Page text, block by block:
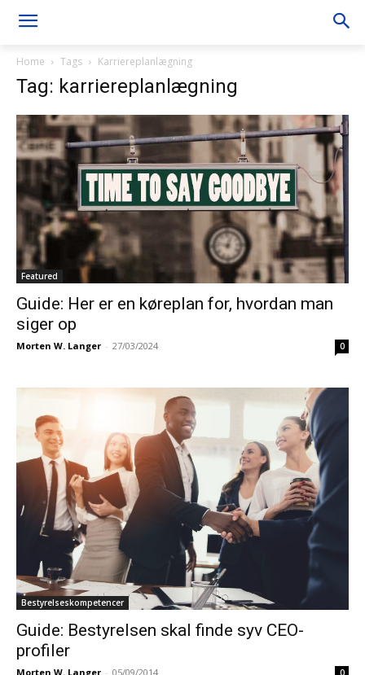
Home Tags Karriereplanlægning
Tag: karriereplanlægning
Featured
Guide: Her er en køreplan for, hvordan man
siger op
Morten W. Langer - 27/03/2024 0
Bestyrelseskompetencer
Guide: Bestyrelsen skal finde syv CEO-
profiler
Morten W. Langer - 05/09/2014 0